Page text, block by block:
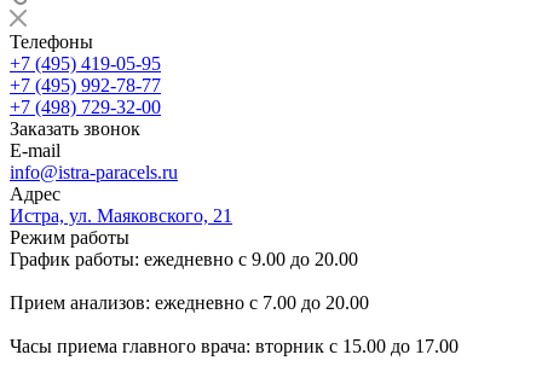
Телефоны
+7 (495) 419-05-95
+7 (495) 992-78-77
+7 (498) 729-32-00
Заказать звонок
E-mail
info@istra-paracels.ru
Адрес
Истра, ул. Маяковского, 21
Режим работы
График работы: ежедневно с 9.00 до 20.00
Прием анализов: ежедневно с 7.00 до 20.00
Часы приема главного врача: вторник с 15.00 до 17.00